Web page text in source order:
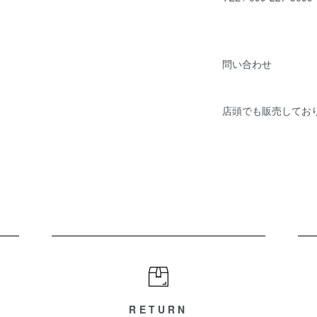
問い合わせ
店頭でも販売してお
RETURN